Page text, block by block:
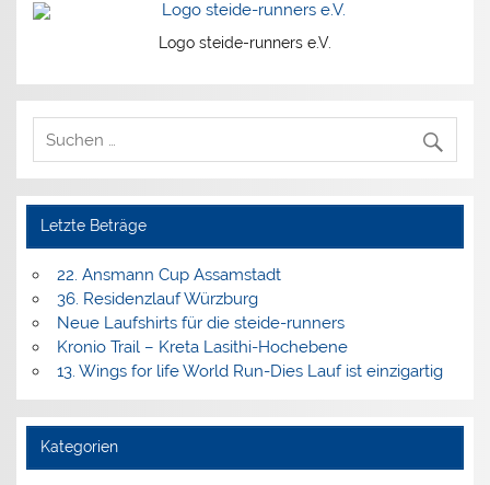
Logo steide-runners e.V.
Letzte Beträge
22. Ansmann Cup Assamstadt
36. Residenzlauf Würzburg
Neue Laufshirts für die steide-runners
Kronio Trail – Kreta Lasithi-Hochebene
13. Wings for life World Run-Dies Lauf ist einzigartig
Kategorien